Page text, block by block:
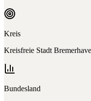
Kreis
Kreisfreie Stadt
Bundesland